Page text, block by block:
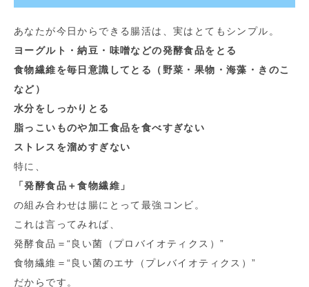
あなたが今日からできる腸活は、実はとてもシンプル。
ヨーグルト・納豆・味噌などの発酵食品をとる
食物繊維を毎日意識してとる（野菜・果物・海藻・きのこ
など）
水分をしっかりとる
脂っこいものや加工食品を食べすぎない
ストレスを溜めすぎない
特に、
「発酵食品＋食物繊維」
の組み合わせは腸にとって最強コンビ。
これは言ってみれば、
発酵食品＝“良い菌（プロバイオティクス）”
食物繊維＝“良い菌のエサ（プレバイオティクス）”
だからです。